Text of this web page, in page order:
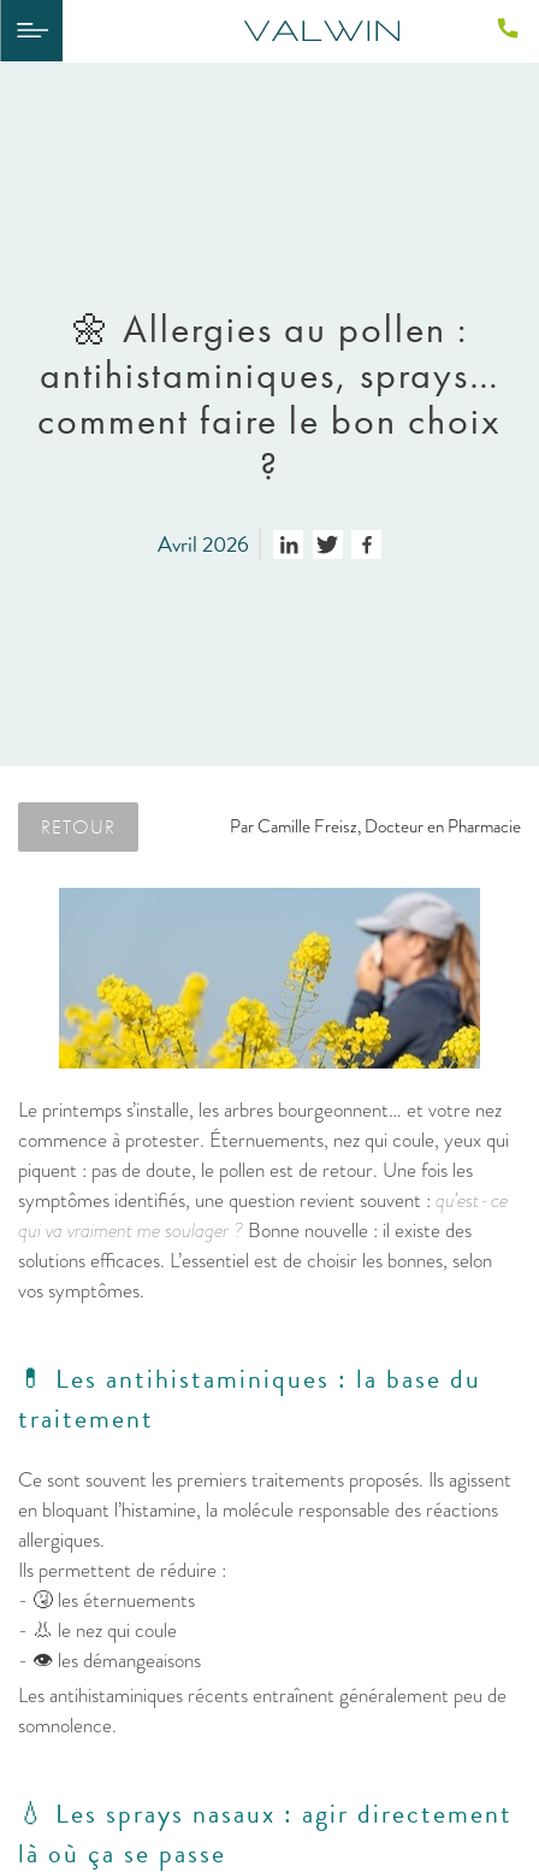
🌼 Allergies au pollen :
antihistaminiques, sprays…
comment faire le bon choix
?
Avril 2026
RETOUR ParCamille Freisz, Docteur en Pharmacie
Le printemps s’installe, les arbres bourgeonnent… et votre nez
commence à protester. Éternuements, nez qui coule, yeux qui
piquent : pas de doute, le pollen est de retour. Une fois les
symptômes identifiés, une question revient souvent : qu’est-ce
qui va vraiment me soulager ? Bonne nouvelle : il existe des
solutions efficaces. L’essentiel est de choisir les bonnes, selon
vos symptômes.
💊 Les antihistaminiques : la base du
traitement
Ce sont souvent les premiers traitements proposés. Ils agissent
en bloquant l’histamine, la molécule responsable des réactions
allergiques.
Ils permettent de réduire :
- 🤧 les éternuements
- 👃 le nez qui coule
- 👁️ les démangeaisons
Les antihistaminiques récents entraînent généralement peu de
somnolence.
💧 Les sprays nasaux : agir directement
là où ça se passe